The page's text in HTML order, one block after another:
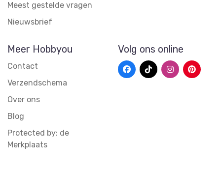
Meest gestelde vragen
Nieuwsbrief
Meer Hobbyou
Contact
Verzendschema
Over ons
Blog
Protected by: de
Merkplaats
Volg ons online